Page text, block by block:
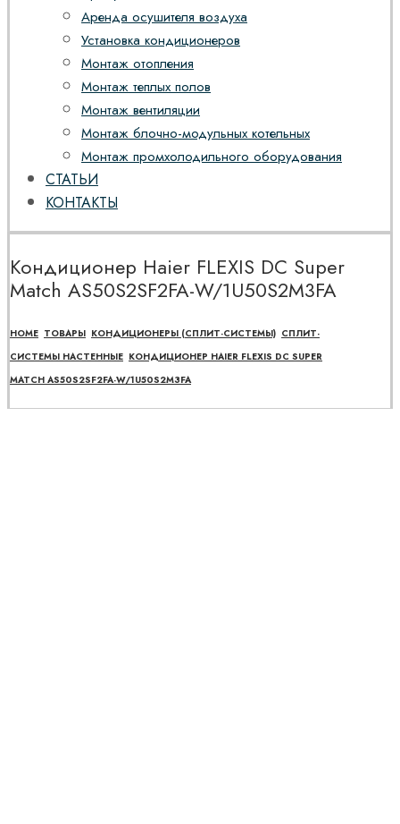
Аренда осушителя воздуха
Установка кондиционеров
Монтаж отопления
Монтаж теплых полов
Монтаж вентиляции
Монтаж блочно-модульных котельных
Монтаж промхолодильного оборудования
СТАТЬИ
КОНТАКТЫ
Кондиционер Haier FLEXIS DC Super
Match AS50S2SF2FA-W/1U50S2M3FA
HOME ТОВАРЫ КОНДИЦИОНЕРЫ (СПЛИТ-СИСТЕМЫ) СПЛИТ-
СИСТЕМЫ НАСТЕННЫЕ КОНДИЦИОНЕР HAIER FLEXIS DC SUPER
MATCH AS50S2SF2FA-W/1U50S2M3FA